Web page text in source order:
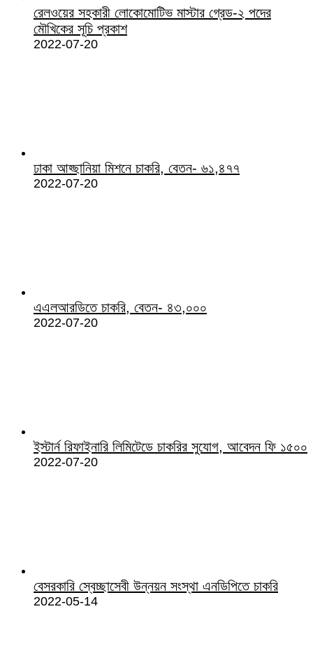
রেলওয়ের সহকারী লোকোমোটিভ মাস্টার গ্রেড-২ পদের
মৌখিকের সূচি প্রকাশ
2022-07-20
ঢাকা আহ্ছানিয়া মিশনে চাকরি, বেতন- ৬১,৪৭৭
2022-07-20
এএলআরডিতে চাকরি, বেতন- ৪৩,০০০
2022-07-20
ইস্টার্ন রিফাইনারি লিমিটেডে চাকরির সুযোগ, আবেদন ফি ১৫০০
2022-07-20
বেসরকারি স্বেচ্ছাসেবী উন্নয়ন সংস্থা এনডিপিতে চাকরি
2022-05-14